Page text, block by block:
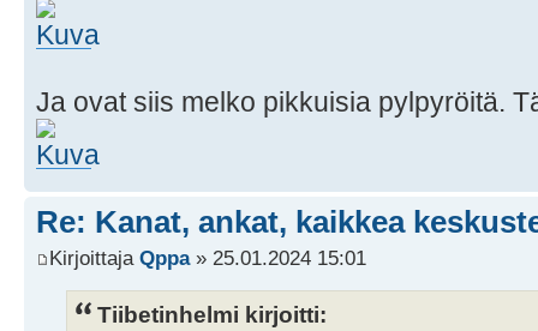
Ja ovat siis melko pikkuisia pylpyröitä.
Re: Kanat, ankat, kaikkea
Kirjoittaja Qppa» 25.01.2024 15:01
Tiibetinhelmi kirjoitti: